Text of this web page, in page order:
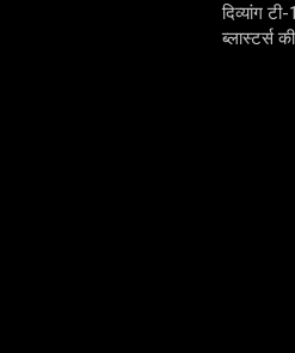
दिव्यांग
ब्लास्टर्स